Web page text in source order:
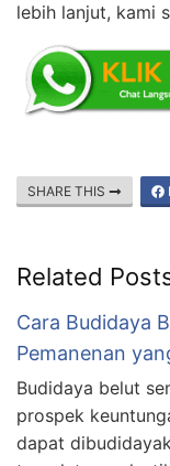
lebih lanjut, kami
SHARE THIS
Related
Cara Budidaya
Pemanenan
Budidaya belut
prospek
dapat